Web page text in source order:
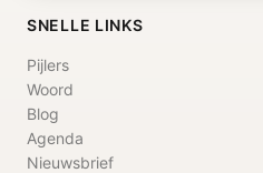
SNELLE LINKS
Pijlers
Woord
Blog
Agenda
Nieuwsbrief